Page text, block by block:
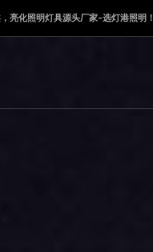
亮化照明灯具源头厂家-选灯港照明！